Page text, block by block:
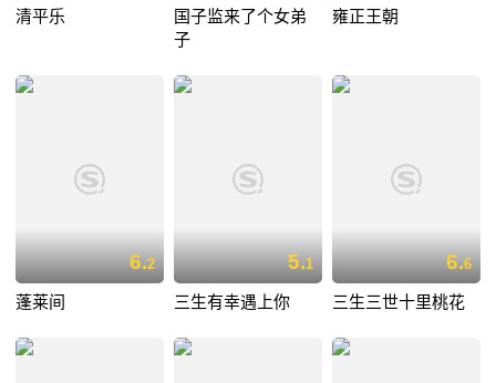
清平乐
国子监来了个女弟
子
雍正王朝
6.2
蓬莱间
5.1
三生有幸遇上你
6.6
三生三世十里桃花